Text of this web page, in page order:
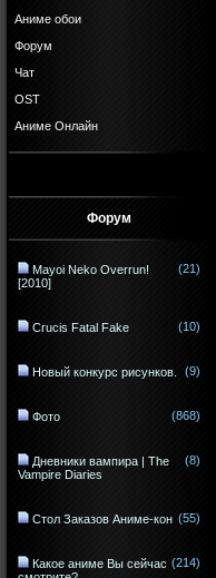
Аниме обои
Форум
Чат
OST
Аниме Онлайн
Форум
Mayoi Neko Overrun!
[2010]
(21)
Crucis Fatal Fake (10)
Новый конкурс рисунков. (9)
Фото (868)
Дневники вампира | The
Vampire Diaries
(8)
Стол Заказов Аниме-кон (55)
Какое аниме Вы сейчас (214)